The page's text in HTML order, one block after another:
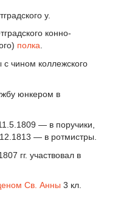
у.
конно-
полка.
чином коллежского
юнкером в
11.5.1809 — в поручики,
— в ротмистры.
гг. участвовал в
Св. Анны 3 кл.